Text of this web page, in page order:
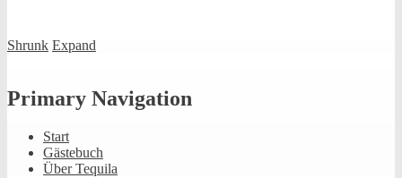
Shrunk Expand
Primary Navigation
Start
Gästebuch
Über Tequila